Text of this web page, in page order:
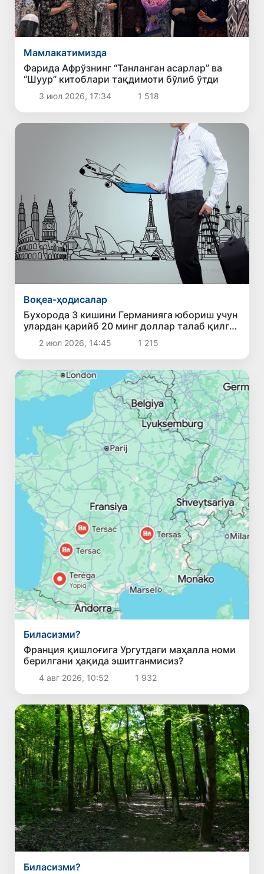
Мамлакатимизда
Фарида Афрўзнинг “Танланган асарлар” ва
“Шуур” китоблари тақдимоти бўлиб ўтди
3 июл 2026, 17:34 1 518
Воқеа-ҳодисалар
Бухорода 3 кишини Германияга юбориш учун
улардан қарийб 20 минг доллар талаб қилган
шахс ушланди
2 июл 2026, 14:45 1 215
Биласизми?
Франция қишлоғига Ургутдаги маҳалла номи
берилгани ҳақида эшитганмисиз?
4 авг 2026, 10:52 1 932
Биласизми?